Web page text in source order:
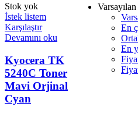
Varsayılan
En
En
Stok yok
İstek listem
Karşılaştır
Devamını oku
Kyocera TK
5240C Toner
Mavi Orjinal
Cyan